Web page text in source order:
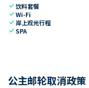
check饮料套餐
checkWi-Fi
check 岸上观光行程
checkSPA
公主邮轮取消政策